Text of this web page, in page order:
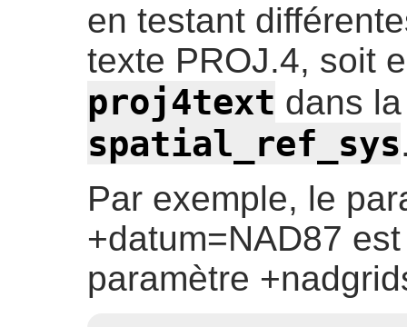
en testant
texte PROJ.4, soit
proj4text dans
spatial_ref_sys
Par exemple, le
+datum=NAD87
paramètre